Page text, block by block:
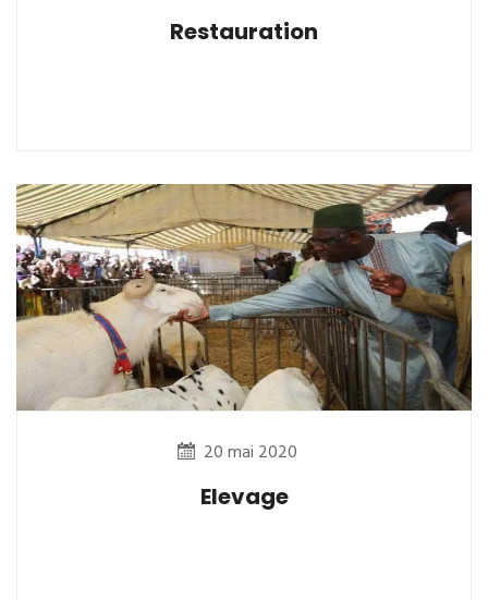
Restauration
20 mai 2020
Elevage